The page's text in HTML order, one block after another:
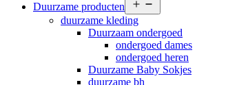
Duurzame producten
menu
duurzame kleding
Duurzaam ondergoed
ondergoed dames
ondergoed heren
Duurzame Baby Sokjes
duurzame bh